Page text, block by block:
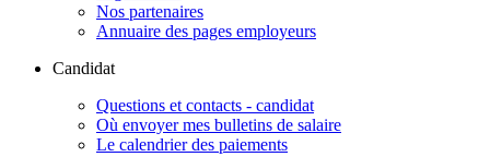
Nos partenaires
Annuaire des pages employeurs
Candidat
Questions et contacts - candidat
Où envoyer mes bulletins de salaire
Le calendrier des paiements